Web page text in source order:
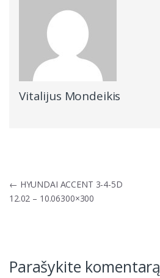
Vitalijus Mondeikis
Navigacija
tarp
įrašų
← HYUNDAI ACCENT 3-4-5D
12.02 – 10.06300×300
Parašykite komentarą